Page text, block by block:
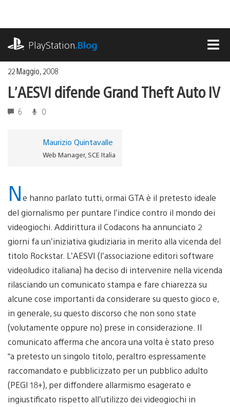
contenuto
PlayStation.Blog
22 Maggio, 2008
L’AESVI difende Grand Theft Auto IV
6 0
Maurizio Quintavalle
Web Manager, SCE Italia
Ne hanno parlato tutti, ormai GTA è il pretesto ideale
del giornalismo per puntare l’indice contro il mondo dei
videogiochi. Addirittura il Codacons ha annunciato 2
giorni fa un’iniziativa giudiziaria in merito alla vicenda del
titolo Rockstar. L’AESVI (l’associazione editori software
videoludico italiana) ha deciso di intervenire nella vicenda
rilasciando un comunicato stampa e fare chiarezza su
alcune cose importanti da considerare su questo gioco e,
in generale, su questo discorso che non sono state
(volutamente oppure no) prese in considerazione. Il
comunicato afferma che ancora una volta è stato preso
“a pretesto un singolo titolo, peraltro espressamente
raccomandato e pubblicizzato per un pubblico adulto
(PEGI 18+), per diffondere allarmismo esagerato e
ingiustificato rispetto all’utilizzo dei videogiochi in